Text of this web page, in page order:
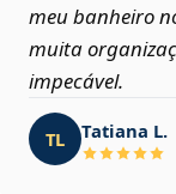
meu banheiro
muita
impecável.
TL Tatiana L.